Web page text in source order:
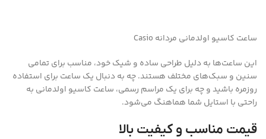
ساعت کاسیو اولدمانی مردانه Casio
این ساعت‌ها به دلیل طراحی ساده و شیک خود، مناسب برای تمامی
سنین و سبک‌های مختلف هستند. چه به دنبال یک ساعت برای استفاده
روزمره باشید و چه برای یک مراسم رسمی، ساعت کاسیو اولدمانی به
راحتی با استایل شما هماهنگ می‌شود.
قیمت مناسب و کیفیت بالا